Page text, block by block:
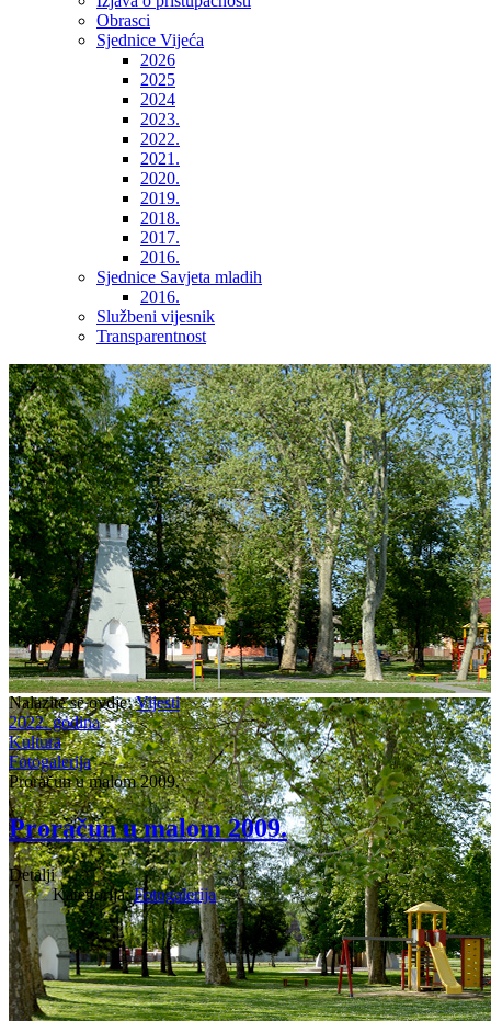
Obrasci
Sjednice Vijeća
2026
2025
2024
2023.
2022.
2021.
2020.
2019.
2018.
2017.
2016.
Sjednice Savjeta mladih
2016.
Službeni vijesnik
Transparentnost
Nalazite se ovdje:Vijesti
2022. godina
Kultura
Fotogalerija
Proračun u malom 2009.
Proračun u malom 2009.
Detalji
Kategorija:Fotogalerija